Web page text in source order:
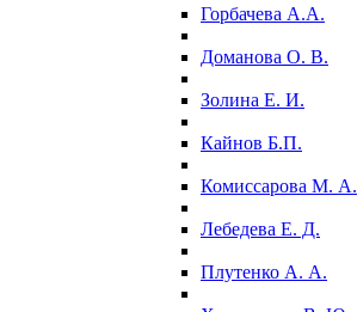
Горбачева А.А.
Доманова О. В.
Золина Е. И.
Кайнов Б.П.
Комиссарова М. А.
Лебедева Е. Д.
Плутенко А. А.